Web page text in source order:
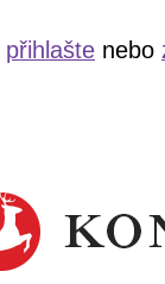
přihlašte nebo